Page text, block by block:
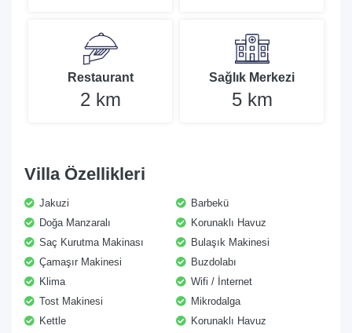
Restaurant
2 km
Sağlık Merkezi
5 km
Villa Özellikleri
Jakuzi
Barbekü
Doğa Manzaralı
Korunaklı Havuz
Saç Kurutma Makinası
Bulaşık Makinesi
Çamaşır Makinesi
Buzdolabı
Klima
Wifi / İnternet
Tost Makinesi
Mikrodalga
Kettle
Korunaklı Havuz